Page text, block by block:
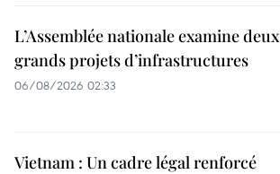
L’Assemblée nationale examine deux
grands projets d’infrastructures
06/08/2026 02:33
Vietnam : Un cadre légal renforcé